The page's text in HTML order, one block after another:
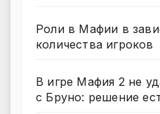
Роли в Мафии в
количества игроков
В игре Мафия 2 не
с Бруно: решение